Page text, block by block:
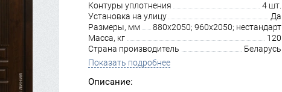
Контуры уплотнения
4 шт.
Установка на улицу
Да
Размеры, мм
880х2050; 960х2050; нестандарт
Масса, кг
120
Страна производитель
Беларусь
Показать подробнее
Описание: